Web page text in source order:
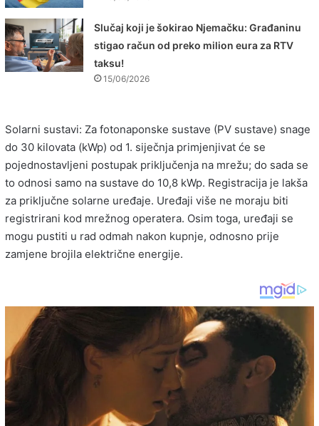
Slučaj koji je šokirao Njemačku: Građaninu
stigao račun od preko milion eura za RTV
taksu!
15/06/2026
Solarni sustavi: Za fotonaponske sustave (PV sustave) snage
do 30 kilovata (kWp) od 1. siječnja primjenjivat će se
pojednostavljeni postupak priključenja na mrežu; do sada se
to odnosi samo na sustave do 10,8 kWp. Registracija je lakša
za priključne solarne uređaje. Uređaji više ne moraju biti
registrirani kod mrežnog operatera. Osim toga, uređaji se
mogu pustiti u rad odmah nakon kupnje, odnosno prije
zamjene brojila električne energije.